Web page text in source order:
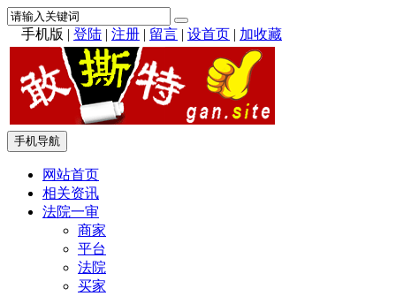
手机版 | 登陆 | 注册 | 留言 | 设首页 | 加收藏
手机导航
网站首页
相关资讯
法院一审
商家
平台
法院
买家